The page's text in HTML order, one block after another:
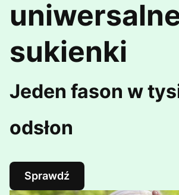
sukienki
Jeden fason w
odsłon
Sprawdź